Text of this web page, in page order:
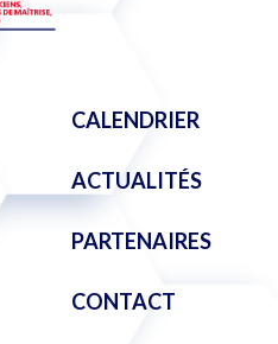
CALENDRIER
ACTUALITÉS
PARTENAIRES
CONTACT